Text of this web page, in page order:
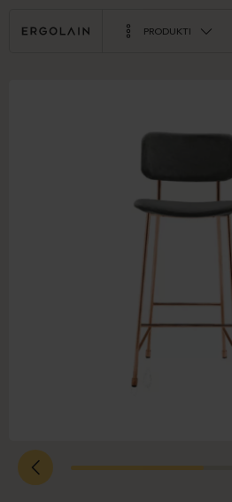
PRODUKTI